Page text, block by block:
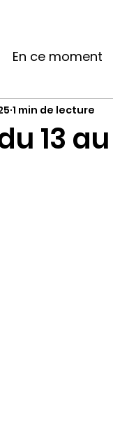
En ce moment
13
1 min de lecture